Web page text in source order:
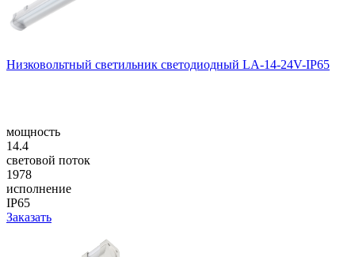
Низковольтный светильник светодиодный LA-14-24V-IP65
мощность
14.4
световой поток
1978
исполнение
IP65
Заказать